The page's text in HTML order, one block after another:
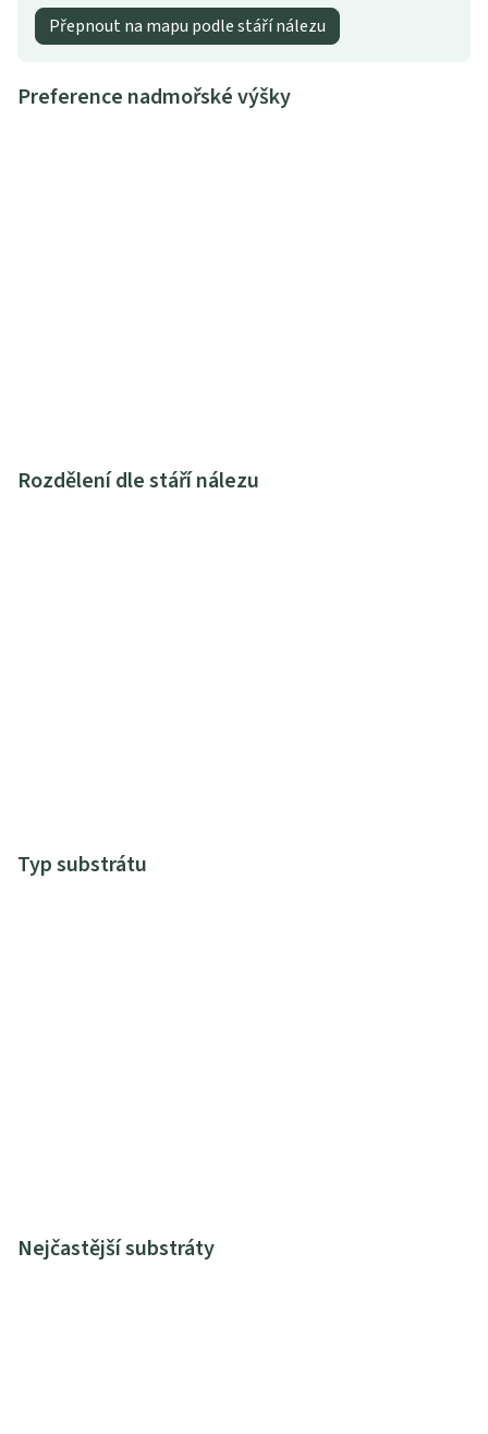
Přepnout na mapu podle stáří nálezu
Preference nadmořské výšky
Rozdělení dle stáří nálezu
Typ substrátu
Nejčastější substráty